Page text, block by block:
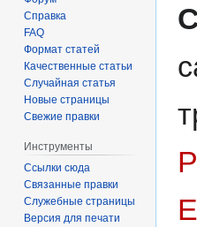
к
к
Справка
FAQ
Формат статей
Качественные статьи
Случайная статья
Новые страницы
Свежие правки
Инструменты
Ссылки сюда
Связанные правки
Служебные страницы
Версия для печати